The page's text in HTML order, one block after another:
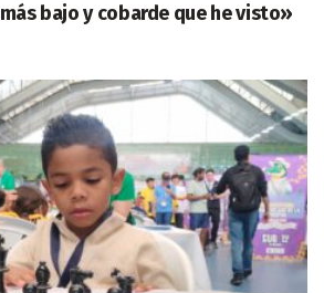
bajo y cobarde que he visto»